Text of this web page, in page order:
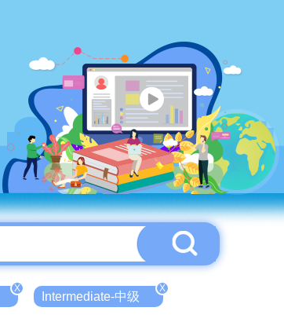
X
Intermediate-中级
X